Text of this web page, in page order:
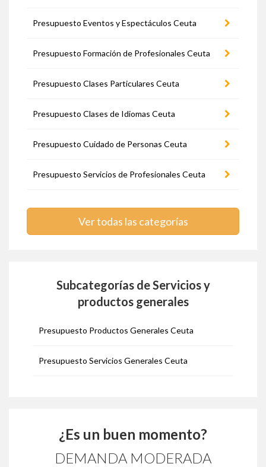
Presupuesto Eventos y Espectáculos Ceuta
Presupuesto Formación de Profesionales Ceuta
Presupuesto Clases Particulares Ceuta
Presupuesto Clases de Idiomas Ceuta
Presupuesto Cuidado de Personas Ceuta
Presupuesto Servicios de Profesionales Ceuta
Ver todas las categorías
Subcategorías de Servicios y
productos generales
Presupuesto Productos Generales Ceuta
Presupuesto Servicios Generales Ceuta
¿Es un buen momento?
DEMANDA MODERADA